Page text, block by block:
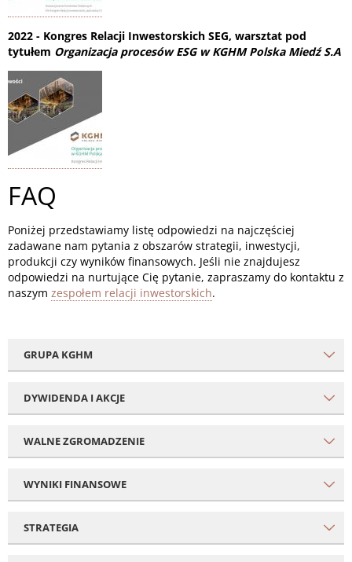
2022 - Kongres Relacji Inwestorskich SEG, warsztat pod
tytułem Organizacja procesów ESG w KGHM Polska Miedź S.A
FAQ
Poniżej przedstawiamy listę odpowiedzi na najczęściej
zadawane nam pytania z obszarów strategii, inwestycji,
produkcji czy wyników finansowych. Jeśli nie znajdujesz
odpowiedzi na nurtujące Cię pytanie, zapraszamy do kontaktu z
naszym zespołem relacji inwestorskich.
GRUPA KGHM
DYWIDENDA I AKCJE
WALNE ZGROMADZENIE
WYNIKI FINANSOWE
STRATEGIA